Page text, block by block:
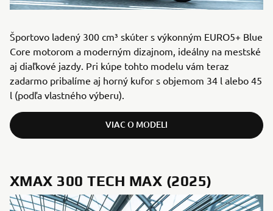
Športovo ladený 300 cm³ skúter s výkonným EURO5+ Blue
Core motorom a moderným dizajnom, ideálny na mestské
aj diaľkové jazdy. Pri kúpe tohto modelu vám teraz
zadarmo pribalíme aj horný kufor s objemom 34 l alebo 45
l (podľa vlastného výberu).
VIAC O MODELI
XMAX 300 TECH MAX (2025)